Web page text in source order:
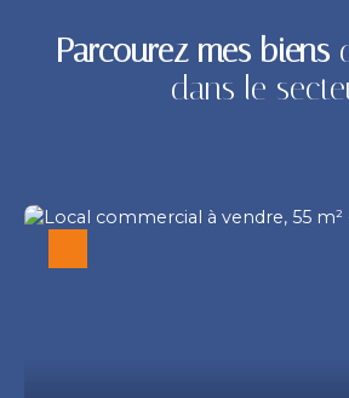
Parcourez mes biens
dans le